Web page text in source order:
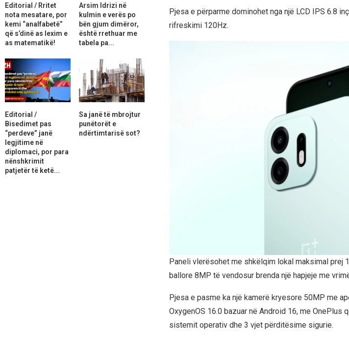
Pjesa e përparme dominohet nga një LCD IPS 6.8
rifreskimi 120Hz.
Paneli vlerësohet me shkëlqim lokal maksimal prej
ballore 8MP të vendosur brenda një hapjeje me
Pjesa e pasme ka një kamerë kryesore 50MP me
OxygenOS 16.0 bazuar në Android 16, me
sistemit operativ dhe 3 vjet përditësime sigurie.
Editorial / Rritet
nota mesatare, por
kemi “analfabetë”
që s’dinë as lexim e
as matematikë!
Arsim Idrizi në
kulmin e verës po
bën gjum dimëror,
është rrethuar me
tabela pa...
Editorial /
Bisedimet pas
“perdeve” janë
legjitime në
diplomaci, por para
nënshkrimit
patjetër të ketë...
Sa janë të mbrojtur
punëtorët e
ndërtimtarisë sot?